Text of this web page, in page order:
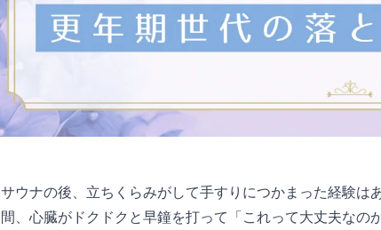
サウナの後、立ちくらみがして手すりにつかまった経験は
間、心臓がドクドクと早鐘を打って「これって大丈夫なの